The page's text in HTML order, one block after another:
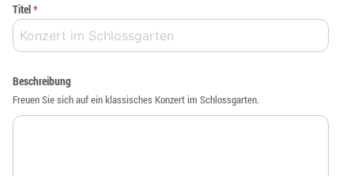
Titel*
Beschreibung
Freuen Sie sich auf ein klassisches Konzert im Schlossgarten.